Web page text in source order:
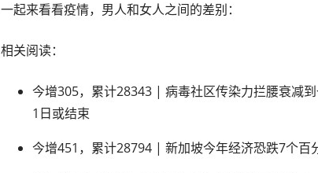
一起来看看疫情，男人和女人之间的差别：
相关阅读：
今增305，累计28343 | 病毒社区传染力拦腰衰减
1日或结束
今增451，累计28794 | 新加坡今年经济恐跌7个百